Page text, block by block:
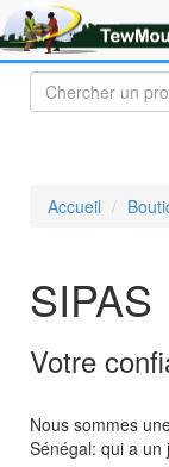
Accueil
SIPAS
Votre
Nous sommes
Sénégal: qui a